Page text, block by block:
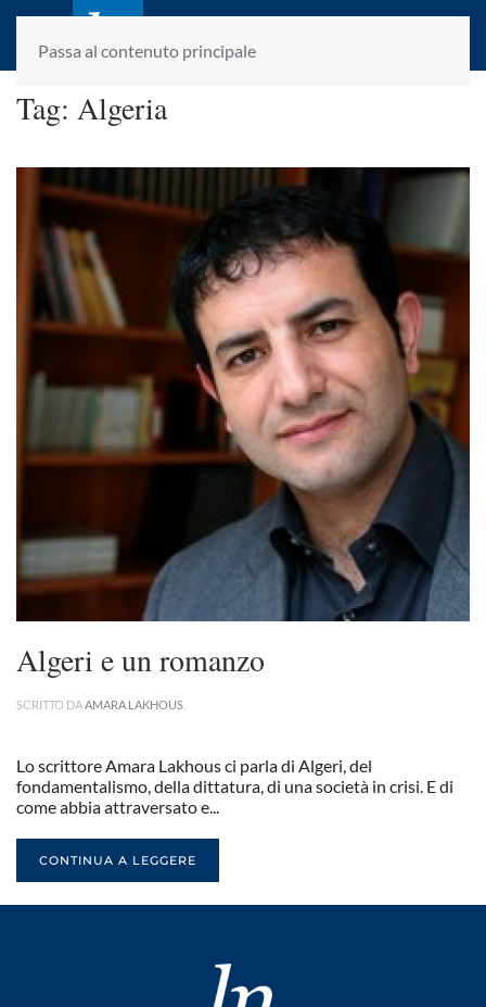
Passa al contenuto principale
laletteraturaenoi.it
fondato da Romano Luperini
Tag: Algeria
Algeri e un romanzo
SCRITTO DAAMARA LAKHOUS
Lo scrittore Amara Lakhous ci parla di Algeri, del
fondamentalismo, della dittatura, di una società in crisi. E di
come abbia attraversato e...
CONTINUA A LEGGERE